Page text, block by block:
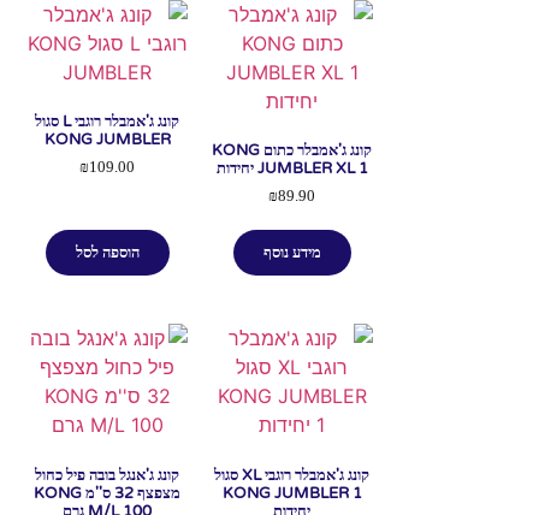
קונג ג'אמבלר כתום KONG
JUMBLER XL 1 יחידות
₪89.90
מידע נוסף
קונג ג'אמבלר רוגבי L סגול
KONG JUMBLER
₪109.00
הוספה לסל
קונג ג'אמבלר רוגבי XL סגול
KONG JUMBLER 1
יחידות
קונג ג'אנגל בובה פיל כחול
מצפצף 32 ס''מ KONG
M/L 100 גרם